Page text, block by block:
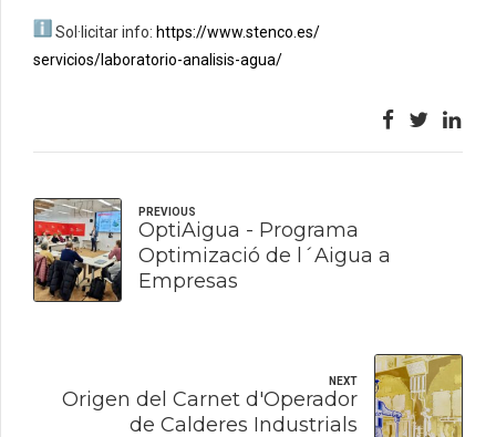
Sol·licitar info: https://www.stenco.es/
servicios/laboratorio-analisis-agua/
PREVIOUS
OptiAigua - Programa
Optimizació de l´Aigua a
Empresas
NEXT
Origen del Carnet d'Operador
de Calderes Industrials